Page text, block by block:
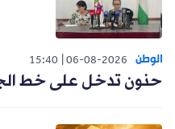
الوطن 06-08-2026
15:40
حنون تدخل على خط